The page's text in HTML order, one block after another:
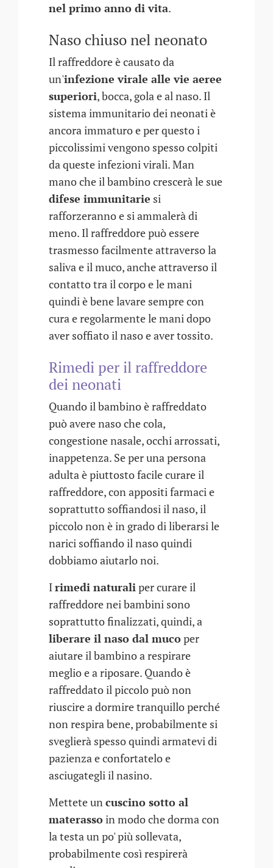
nel primo anno di vita.
Naso chiuso nel neonato
Il raffreddore è causato da
un'infezione virale alle vie aeree
superiori, bocca, gola e al naso. Il
sistema immunitario dei neonati è
ancora immaturo e per questo i
piccolissimi vengono spesso colpiti
da queste infezioni virali. Man
mano che il bambino crescerà le sue
difese immunitarie si
rafforzeranno e si ammalerà di
meno. Il raffreddore può essere
trasmesso facilmente attraverso la
saliva e il muco, anche attraverso il
contatto tra il corpo e le mani
quindi è bene lavare sempre con
cura e regolarmente le mani dopo
aver soffiato il naso e aver tossito.
Rimedi per il raffreddore
dei neonati
Quando il bambino è raffreddato
può avere naso che cola,
congestione nasale, occhi arrossati,
inappetenza. Se per una persona
adulta è piuttosto facile curare il
raffreddore, con appositi farmaci e
soprattutto soffiandosi il naso, il
piccolo non è in grado di liberarsi le
narici soffiando il naso quindi
dobbiamo aiutarlo noi.
Irimedi naturaliper curare il
raffreddore nei bambini sono
soprattutto finalizzati, quindi, a
liberare il naso dal mucoper
aiutare il bambino a respirare
meglio e a riposare. Quando è
raffreddato il piccolo può non
riuscire a dormire tranquillo perché
non respira bene, probabilmente si
sveglierà spesso quindi armatevi di
pazienza e confortatelo e
asciugategli il nasino.
Mettete uncuscino sotto al
materassoin modo che dorma con
la testa un po' più sollevata,
probabilmente così respirerà